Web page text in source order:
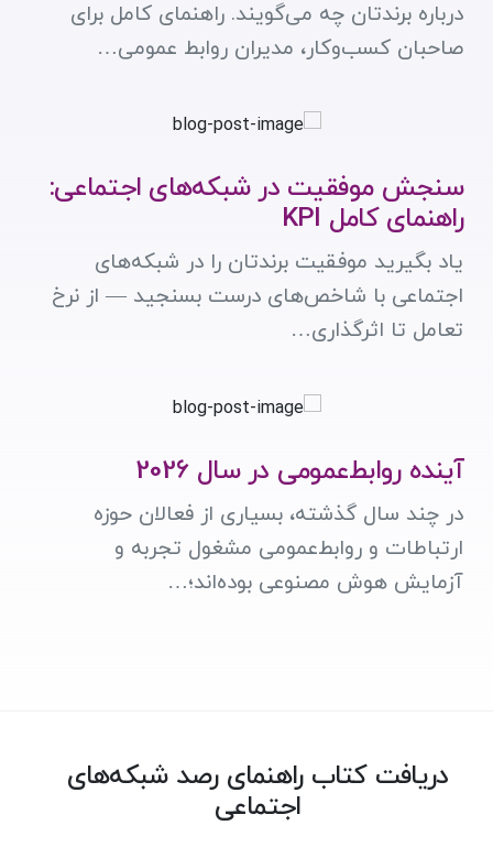
درباره برندتان چه می‌گویند. راهنمای کامل برای
صاحبان کسب‌وکار، مدیران روابط عمومی…
سنجش موفقیت در شبکه‌های اجتماعی:
راهنمای کامل KPI
یاد بگیرید موفقیت برندتان را در شبکه‌های
اجتماعی با شاخص‌های درست بسنجید — از نرخ
تعامل تا اثرگذاری…
آینده روابط‌عمومی در سال 2026
در چند سال گذشته، بسیاری از فعالان حوزه
ارتباطات و روابط‌عمومی مشغول تجربه و
آزمایش هوش مصنوعی بوده‌اند؛…
دریافت کتاب راهنمای رصد شبکه‌های
اجتماعی